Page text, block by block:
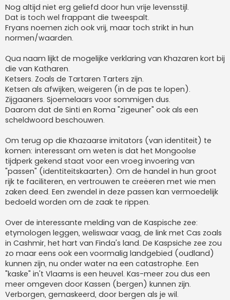
Nog altijd niet erg geliefd door hun vrije levensstijl.
Dat is toch wel frappant die tweespalt.
Fryans noemen zich ook vrij, maar toch strikt in hun
normen/waarden.
Qua naam lijkt de mogelijke verklaring van Khazaren kort bij
die van Katharen.
Ketsers. Zoals de Tartaren Tarters zijn.
Ketsen als afwijken, weigeren (in de pas te lopen).
Zijgaaners. Sjoemelaars voor sommigen dus.
Daarom dat de Sinti en Roma "zigeuner" ook als een
scheldwoord beschouwen.
Om terug op die Khazaarse imitators (van identiteit) te
komen: interessant om weten is dat het Mongoolse
tijdperk gekend staat voor een vroeg invoering van
"passen" (identiteitskaarten). Om de handel in hun groot
rijk te faciliteren, en vertrouwen te creëeren met wie men
zaken deed. Een zwendel in deze passen kan vermoedelijk
bedoeld worden om de zaak te rippen.
Over de interessante melding van de Kaspische zee:
etymologen leggen, weliswaar vaag, de link met Cas zoals
in Cashmir, het hart van Finda's land. De Kaspsiche zee zou
zo maar eens ook een voormalig landgebied (oudland)
kunnen zijn, nu onder water na een catastrophe. Een
"kaske" in't Vlaams is een heuvel. Kas-meer zou dus een
meer omgeven door Kassen (bergen) kunnen zijn.
Verborgen, gemaskeerd, door bergen als je wil.